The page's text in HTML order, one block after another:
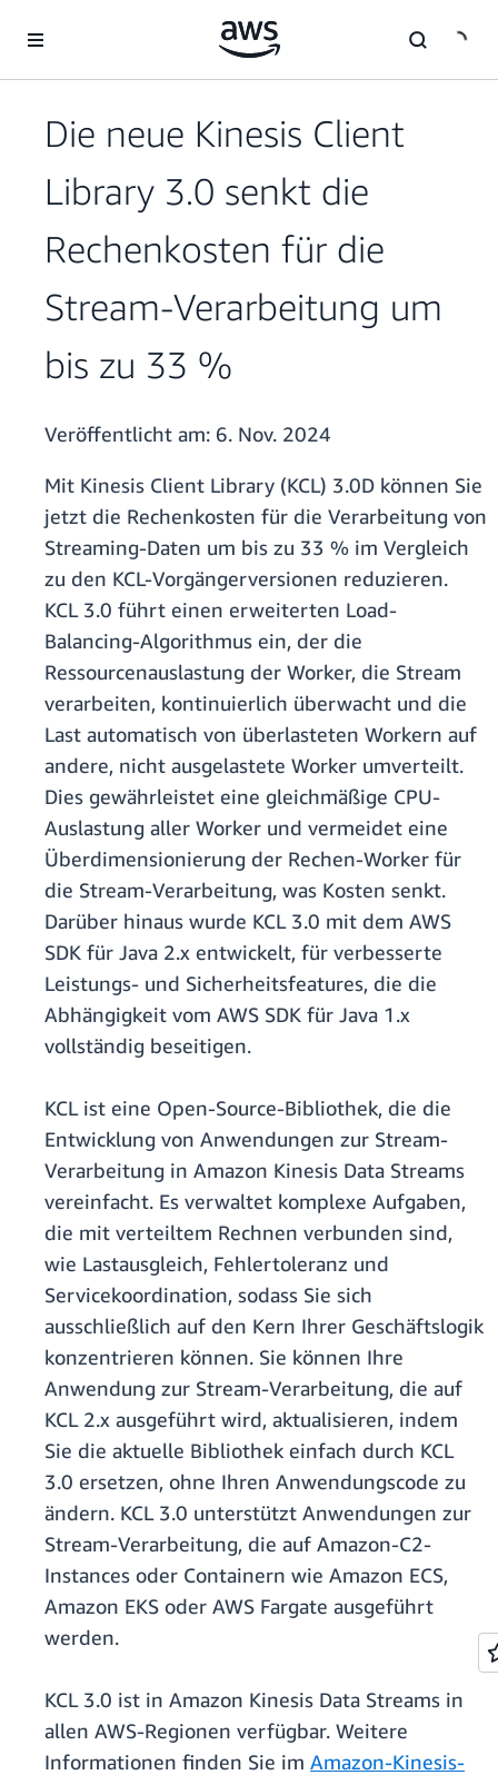
Überspringen zum Hauptinhalt
Die neue Kinesis Client
Library 3.0 senkt die
Rechenkosten für die
Stream-Verarbeitung um
bis zu 33 %
Veröffentlicht am: 6. Nov. 2024
Mit Kinesis Client Library (KCL) 3.0D können Sie
jetzt die Rechenkosten für die Verarbeitung von
Streaming-Daten um bis zu 33 % im Vergleich
zu den KCL-Vorgängerversionen reduzieren.
KCL 3.0 führt einen erweiterten Load-
Balancing-Algorithmus ein, der die
Ressourcenauslastung der Worker, die Stream
verarbeiten, kontinuierlich überwacht und die
Last automatisch von überlasteten Workern auf
andere, nicht ausgelastete Worker umverteilt.
Dies gewährleistet eine gleichmäßige CPU-
Auslastung aller Worker und vermeidet eine
Überdimensionierung der Rechen-Worker für
die Stream-Verarbeitung, was Kosten senkt.
Darüber hinaus wurde KCL 3.0 mit dem AWS
SDK für Java 2.x entwickelt, für verbesserte
Leistungs- und Sicherheitsfeatures, die die
Abhängigkeit vom AWS SDK für Java 1.x
vollständig beseitigen.
KCL ist eine Open-Source-Bibliothek, die die
Entwicklung von Anwendungen zur Stream-
Verarbeitung in Amazon Kinesis Data Streams
vereinfacht. Es verwaltet komplexe Aufgaben,
die mit verteiltem Rechnen verbunden sind,
wie Lastausgleich, Fehlertoleranz und
Servicekoordination, sodass Sie sich
ausschließlich auf den Kern Ihrer Geschäftslogik
konzentrieren können. Sie können Ihre
Anwendung zur Stream-Verarbeitung, die auf
KCL 2.x ausgeführt wird, aktualisieren, indem
Sie die aktuelle Bibliothek einfach durch KCL
3.0 ersetzen, ohne Ihren Anwendungscode zu
ändern. KCL 3.0 unterstützt Anwendungen zur
Stream-Verarbeitung, die auf Amazon-C2-
Instances oder Containern wie Amazon ECS,
Amazon EKS oder AWS Fargate ausgeführt
werden.
KCL 3.0 ist in Amazon Kinesis Data Streams in
allen AWS-Regionen verfügbar. Weitere
Informationen finden Sie im Amazon-Kinesis-